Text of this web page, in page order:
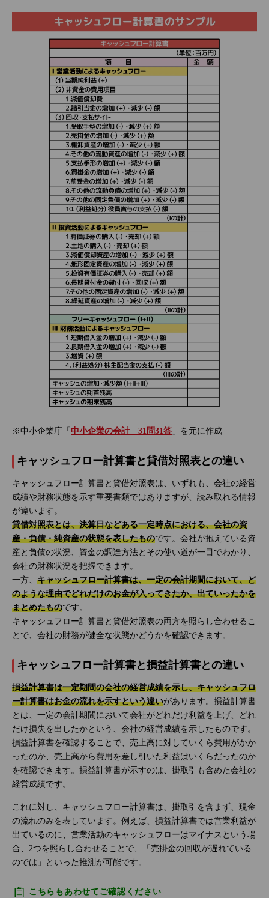
※中小企業庁「 中小企業の会計 31問31答 」を元に作成
キャッシュフロー計算書と貸借対照表との違い
キャッシュフロー計算書と貸借対照表は、いずれも、会社の経営
成績や財務状態を示す重要書類ではありますが、読み取れる情報
が違います。
貸借対照表とは、決算日などある一定時点における、会社の資
産・負債・純資産の状態を表したものです。会社が抱えている資
産と負債の状況、資金の調達方法とその使い道が一目でわかり、
会社の財務状況を把握できます。
一方、 キャッシュフロー計算書は、一定の会計期間において、ど
のような理由でどれだけのお金が入ってきたか、出ていったかを
まとめたものです。
キャッシュフロー計算書と貸借対照表の両方を照らし合わせるこ
とで、会社の財務が健全な状態かどうかを確認できます。
キャッシュフロー計算書と損益計算書との違い
損益計算書は一定期間の会社の経営成績を示し、キャッシュフロ
ー計算書はお金の流れを示すという違いがあります。損益計算書
とは、一定の会計期間において会社がどれだけ利益を上げ、どれ
だけ損失を出したかという、会社の経営成績を示したものです。
損益計算書を確認することで、売上高に対していくら費用がかか
ったのか、売上高から費用を差し引いた利益はいくらだったのか
を確認できます。損益計算書が示すのは、掛取引も含めた会社の
経営成績です。
これに対し、キャッシュフロー計算書は、掛取引を含まず、現金
の流れのみを表しています。例えば、損益計算書では営業利益が
出ているのに、営業活動のキャッシュフローはマイナスという場
合、2つを照らし合わせることで、「売掛金の回収が遅れている
のでは」といった推測が可能です。
こちらもあわせてご確認ください